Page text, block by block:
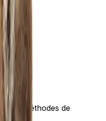
et méthodes de